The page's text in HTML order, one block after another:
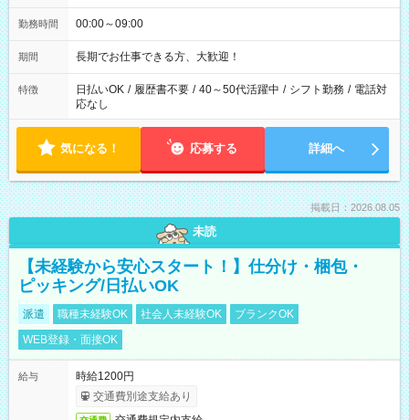
勤務時間 00:00～09:00
期間 長期でお仕事できる方、大歓迎！
特徴 日払いOK / 履歴書不要 / 40～50代活躍中 / シフト勤務 / 電話対
応なし
気になる！ 応募する 詳細へ
掲載日：2026.08.05
未読
【未経験から安心スタート！】仕分け・梱包・
ピッキング/日払いOK
派遣 職種未経験OK 社会人未経験OK
ブランクOK
WEB登録・面接OK
給与
時給1200円
交通費別途支給あり